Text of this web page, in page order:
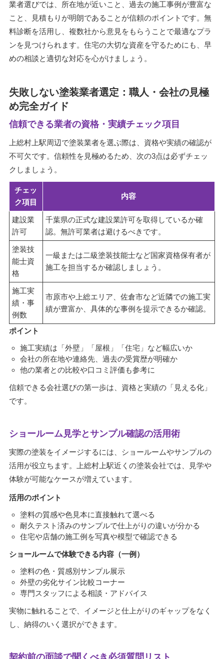
業者選びでは、所在地が近いこと、過去の施工事例が豊富な
こと、見積もりが明朗であることが信頼のポイントです。無
料診断を活用し、複数社から意見をもらうことで最適なプラ
ンを見つけられます。住宅の大切な資産を守るためにも、早
めの相談と適切な対応を心がけましょう。
失敗しない塗装業者選定：職人・会社の見極
め完全ガイド
信頼できる業者の資格・実績チェック項目
上総村上駅周辺で塗装業者を選ぶ際は、資格や実績の確認が
不可欠です。信頼性を見極めるため、次の3点は必ずチェッ
クしましょう。
チェッ
ク項目
内容
建設業
許可
千葉県の正式な建設業許可を取得しているか確
認。無許可業者は避けるべきです。
塗装技
能士資
格
一級または二級塗装技能士など国家資格保有者が
施工を担当するか確認しましょう。
施工実
績・事
例数
市原市や上総エリア、佐倉市など近隣での施工実
績が豊富か、具体的な事例を提示できるか確認。
ポイント
施工実績は「外壁」「屋根」「住宅」など幅広いか
会社の所在地や連絡先、過去の受賞歴が明確か
他の業者との比較や口コミ評価も参考に
信頼できる会社選びの第一歩は、資格と実績の「見える化」
です。
ショールーム見学とサンプル確認の活用術
実際の塗装をイメージするには、ショールームやサンプルの
活用が役立ちます。上総村上駅近くの塗装会社では、見学や
体験が可能なケースが増えています。
活用のポイント
塗料の質感や色見本に直接触れて選べる
耐久テスト済みのサンプルで仕上がりの違いが分かる
住宅や店舗の施工例を写真や模型で確認できる
ショールームで体験できる内容（一例）
塗料の色・質感別サンプル展示
外壁の劣化サイン比較コーナー
専門スタッフによる相談・アドバイス
実物に触れることで、イメージと仕上がりのギャップをなく
し、納得のいく選択ができます。